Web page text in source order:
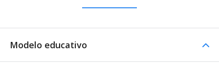
Modelo educativo